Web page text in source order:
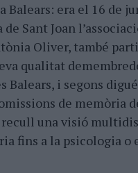
Balears: era el 16 de
Sant Joan
Oliver, també
qualitat
Balears, i segons
de memòria
recull una visió
fins a la psicologia